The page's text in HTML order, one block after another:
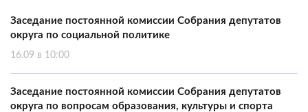
Заседание постоянной комиссии Собрания депутатов
округа по социальной политике
16.09 в 10:00
Заседание постоянной комиссии Собрания депутатов
округа по вопросам образования, культуры и спорта